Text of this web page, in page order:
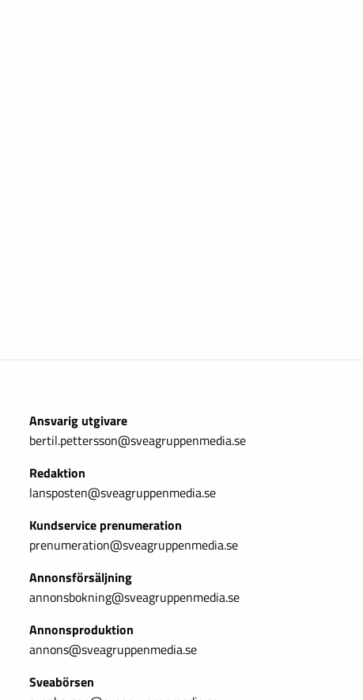
Ansvarig utgivare
bertil.pettersson@sveagruppenmedia.se
Redaktion
lansposten@sveagruppenmedia.se
Kundservice prenumeration
prenumeration@sveagruppenmedia.se
Annonsförsäljning
annonsbokning@sveagruppenmedia.se
Annonsproduktion
annons@sveagruppenmedia.se
Sveabörsen